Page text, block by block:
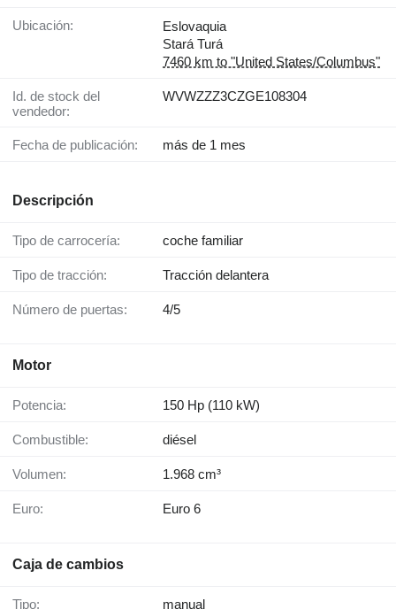
Ubicación:
Eslovaquia
Stará Turá
7460 km to "United States/Columbus"
Id. de stock del
vendedor:
WVWZZZ3CZGE108304
Fecha de publicación: más de 1 mes
Descripción
Tipo de carrocería: coche familiar
Tipo de tracción: Tracción delantera
Número de puertas: 4/5
Motor
Potencia: 150 Hp (110 kW)
Combustible: diésel
Volumen: 1.968 cm³
Euro: Euro 6
Caja de cambios
Tipo: manual